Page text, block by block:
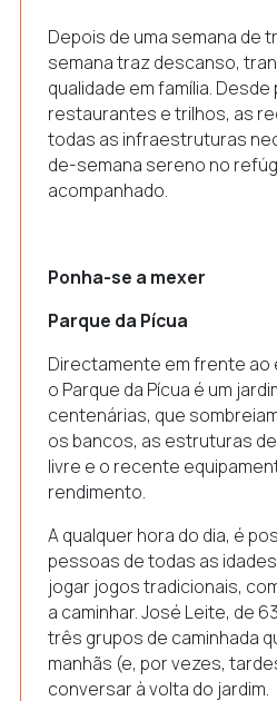
Depois de uma semana de
semana traz descanso,
qualidade em família.
restaurantes e trilhos, as
todas as infraestruturas
de-semana sereno no
acompanhado.
Ponha-se a mexer
Parque da Pícua
Directamente em frente ao
o Parque da Pícua é um
centenárias, que
os bancos, as estruturas
livre e o recente
rendimento.
A qualquer hora do dia, é
pessoas de todas as
jogar jogos tradicionais,
a caminhar. José Leite, de
três grupos de caminhada
manhãs (e, por vezes,
conversar à volta do jardim.